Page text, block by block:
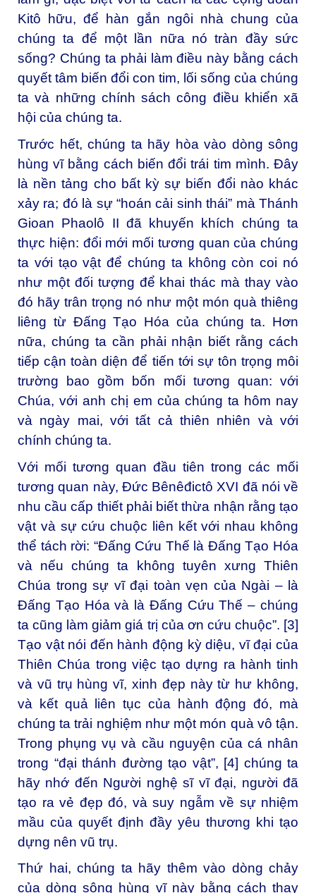
Kitô hữu, để hàn gắn ngôi nhà chung của
chúng ta để một lần nữa nó tràn đầy sức
sống? Chúng ta phải làm điều này bằng cách
quyết tâm biến đổi con tim, lối sống của chúng
ta và những chính sách công điều khiển xã
hội của chúng ta.
Trước hết, chúng ta hãy hòa vào dòng sông
hùng vĩ bằng cách biến đổi trái tim mình. Đây
là nền tảng cho bất kỳ sự biến đổi nào khác
xảy ra; đó là sự “hoán cải sinh thái” mà Thánh
Gioan Phaolô II đã khuyến khích chúng ta
thực hiện: đổi mới mối tương quan của chúng
ta với tạo vật để chúng ta không còn coi nó
như một đối tượng để khai thác mà thay vào
đó hãy trân trọng nó như một món quà thiêng
liêng từ Đấng Tạo Hóa của chúng ta. Hơn
nữa, chúng ta cần phải nhận biết rằng cách
tiếp cận toàn diện để tiến tới sự tôn trọng môi
trường bao gồm bốn mối tương quan: với
Chúa, với anh chị em của chúng ta hôm nay
và ngày mai, với tất cả thiên nhiên và với
chính chúng ta.
Với mối tương quan đầu tiên trong các mối
tương quan này, Đức Bênêđictô XVI đã nói về
nhu cầu cấp thiết phải biết thừa nhận rằng tạo
vật và sự cứu chuộc liên kết với nhau không
thể tách rời: “Đấng Cứu Thế là Đấng Tạo Hóa
và nếu chúng ta không tuyên xưng Thiên
Chúa trong sự vĩ đại toàn vẹn của Ngài – là
Đấng Tạo Hóa và là Đấng Cứu Thế – chúng
ta cũng làm giảm giá trị của ơn cứu chuộc”. [3]
Tạo vật nói đến hành động kỳ diệu, vĩ đại của
Thiên Chúa trong việc tạo dựng ra hành tinh
và vũ trụ hùng vĩ, xinh đẹp này từ hư không,
và kết quả liên tục của hành động đó, mà
chúng ta trải nghiệm như một món quà vô tận.
Trong phụng vụ và cầu nguyện của cá nhân
trong “đại thánh đường tạo vật”, [4] chúng ta
hãy nhớ đến Người nghệ sĩ vĩ đại, người đã
tạo ra vẻ đẹp đó, và suy ngẫm về sự nhiệm
mầu của quyết định đầy yêu thương khi tạo
dựng nên vũ trụ.
Thứ hai, chúng ta hãy thêm vào dòng chảy
của dòng sông hùng vĩ này bằng cách thay